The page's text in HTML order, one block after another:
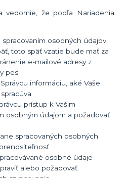
vedomie, že podľa Nariadenia
spracovaním osobných údajov
toto späť vzatie bude mať za
e-mailové adresy z
pes
informáciu, aké Vaše
prístup k Vašim
osobným údajom a požadovať
spracovaných osobných
osobné údaje
alebo požadovať